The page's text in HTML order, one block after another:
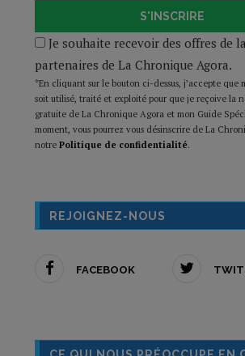
S'INSCRIRE
Je souhaite recevoir des offres de
partenaires de La Chronique Agora.
*En cliquant sur le bouton ci-dessus, j’accepte que
soit utilisé, traité et exploité pour que je reçoive la
gratuite de La Chronique Agora et mon Guide
moment, vous pourrez vous désinscrire de La
notre Politique de confidentialité.
REJOIGNEZ-NOUS
FACEBOOK